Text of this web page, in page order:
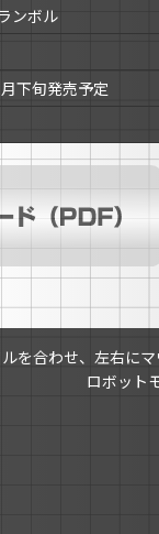
ンボル
下旬発売予定
を合わせ、左右に
ロボット